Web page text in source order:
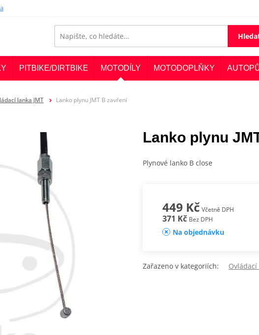
PITBIKE/DIRTBIKE MOTODÍLY MOTODOPLŇKY
lanka JMT Lanko plynu JMT B zavření
Lanko plynu
Plynové lanko B close
449 Kč Včetně DPH
371 Kč Bez DPH
Na objednávku
Zařazeno v kategoriích: Ovládací